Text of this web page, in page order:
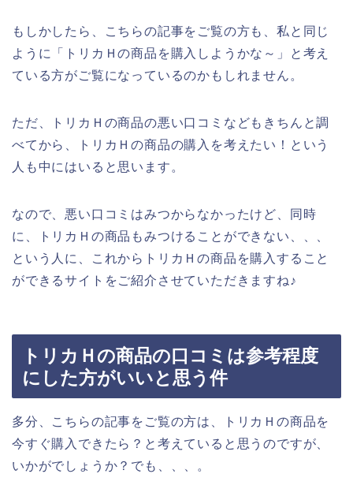
もしかしたら、こちらの記事をご覧の方も、私と同じ
ように「トリカＨの商品を購入しようかな～」と考え
ている方がご覧になっているのかもしれません。
ただ、トリカＨの商品の悪い口コミなどもきちんと調
べてから、トリカＨの商品の購入を考えたい！という
人も中にはいると思います。
なので、悪い口コミはみつからなかったけど、同時
に、トリカＨの商品もみつけることができない、、、
という人に、これからトリカＨの商品を購入すること
ができるサイトをご紹介させていただきますね♪
トリカＨの商品の口コミは参考程度
にした方がいいと思う件
多分、こちらの記事をご覧の方は、トリカＨの商品を
今すぐ購入できたら？と考えていると思うのですが、
いかがでしょうか？でも、、、。